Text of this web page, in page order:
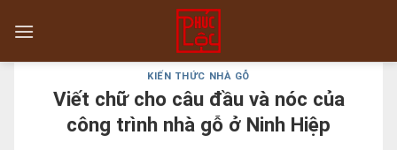
KIẾN THỨC NHÀ GỖ
Viết chữ cho câu đầu và nóc của
công trình nhà gỗ ở Ninh Hiệp